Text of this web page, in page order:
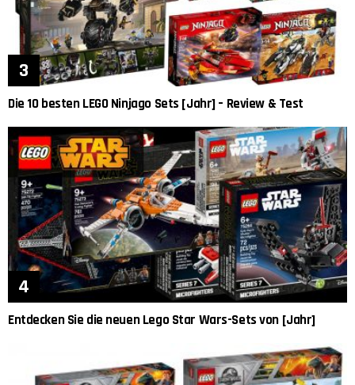
Die 10 besten LEGO Ninjago Sets [Jahr] – Review & Test
Entdecken Sie die neuen Lego Star Wars-Sets von [Jahr]